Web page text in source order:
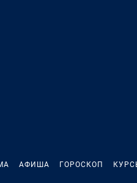
АФИША ГОРОСКОП